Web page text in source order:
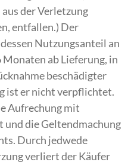
der Verletzung
entfallen.) Der
Nutzungsanteil an
ab Lieferung, in
beschädigter
ist er nicht verpflichtet.
Aufrechung mit
und die Geltendmachung
Durch jedwede
verliert der Käufer